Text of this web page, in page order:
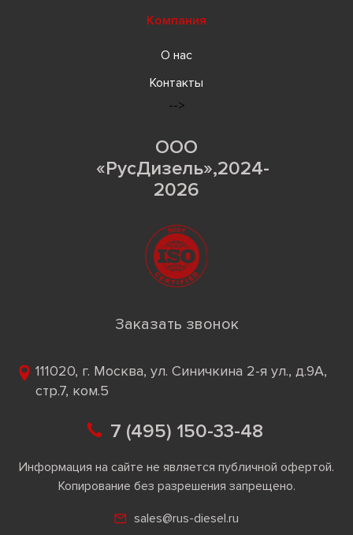
Компания
О нас
Контакты
-->
ООО
«РусДизель»,2024-
2026
Заказать звонок
111020, г. Москва, ул. Синичкина 2-я ул., д.9А,
стр.7, ком.5
7 (495) 150-33-48
Информация на сайте не является публичной офертой.
Копирование без разрешения запрещено.
sales@rus-diesel.ru